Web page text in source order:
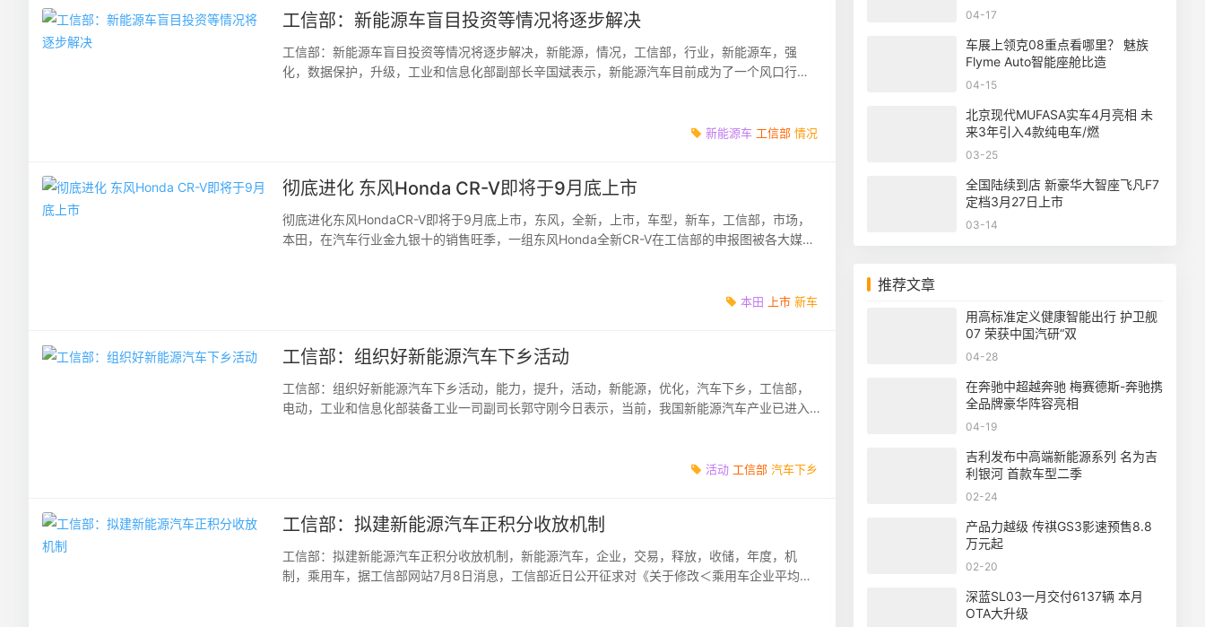
工信部：新能源车盲目投资等情况将逐步解决
工信部：新能源车盲目投资等情况将逐步解决，新能源，情况，工信部，行业，新能源车，强
化，数据保护，升级，工业和信息化部副部长辛国斌表示，新能源汽车目前成为了一个风口行
新能源车 工信部 情况
彻底进化 东风Honda CR-V即将于9月底上市
彻底进化东风HondaCR-V即将于9月底上市，东风，全新，上市，车型，新车，工信部，市场，
本田，在汽车行业金九银十的销售旺季，一组东风Honda全新CR-V在工信部的申报图被各大媒体
本田 上市 新车
工信部：组织好新能源汽车下乡活动
工信部：组织好新能源汽车下乡活动，能力，提升，活动，新能源，优化，汽车下乡，工信部，
电动，工业和信息化部装备工业一司副司长郭守刚今日表示，当前，我国新能源汽车产业已进入
活动 工信部 汽车下乡
工信部：拟建新能源汽车正积分收放机制
工信部：拟建新能源汽车正积分收放机制，新能源汽车，企业，交易，释放，收储，年度，机
制，乘用车，据工信部网站7月8日消息，工信部近日公开征求对《关于修改＜乘用车企业平均燃
04-17
车展上领克08重点看哪里？ 魅族
Flyme Auto智能座舱比造
04-15
北京现代MUFASA实车4月亮相 未
来3年引入4款纯电车/燃
03-25
全国陆续到店 新豪华大智座飞凡F7
定档3月27日上市
03-14
推荐文章
用高标准定义健康智能出行 护卫舰
07 荣获中国汽研“双
04-28
在奔驰中超越奔驰 梅赛德斯-奔驰携
全品牌豪华阵容亮相
04-19
吉利发布中高端新能源系列 名为吉
利银河 首款车型二季
02-24
产品力越级 传祺GS3影速预售8.8
万元起
02-20
深蓝SL03一月交付6137辆 本月
OTA大升级